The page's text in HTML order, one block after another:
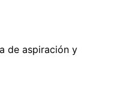
de aspiración y